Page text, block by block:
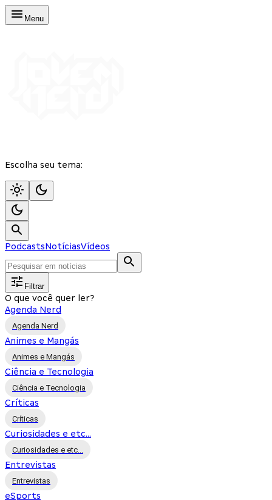
Menu
Escolha seu tema:
PodcastsNotíciasVídeos
Filtrar
O que você quer ler?
Agenda Nerd
Agenda Nerd
Animes e Mangás
Animes e Mangás
Ciência e Tecnologia
Ciência e Tecnologia
Críticas
Críticas
Curiosidades e etc...
Curiosidades e etc...
Entrevistas
Entrevistas
eSports